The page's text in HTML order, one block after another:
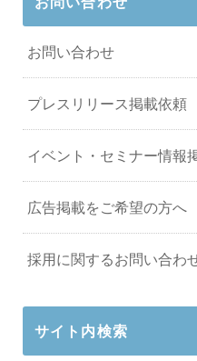
お問い合わせ
プレスリリース掲載依頼
イベント・セミナー情報
広告掲載をご希望の方へ
採用に関するお問い合わ
サイト内検索